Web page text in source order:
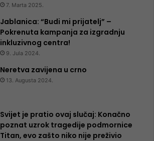
7. Marta 2025.
Jablanica: “Budi mi prijatelj” –
Pokrenuta kampanja za izgradnju
inkluzivnog centra!
9. Jula 2024.
Neretva zavijena u crno
13. Augusta 2024.
Svijet je pratio ovaj slučaj: Konačno
poznat uzrok tragedije podmornice
Titan, evo zašto niko nije preživio